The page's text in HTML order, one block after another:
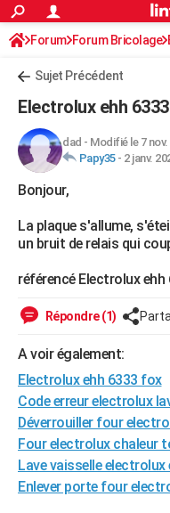
ACTUALITÉS
Politique
Société
Faits Divers
Education
Monde
Villes
+
FINANCE
Retraite
Impôts
Epargne
Immobilier
Risques naturels par ville
Banque
Assurance
Crédit
AUTO
Essais
Réserver un essai
Citadines
Berlines
SUV
Forum auto
+HIGH-TECH
Mobiles
Meilleur smartphone
Internet
Ordinateurs
Jeux vidéo
Guide high-tech
+BRICOLAGE
Forum
Aménagement intérieur
Extérieur
Cuisine
Salle de bains
Jardinage
Rangement
WEEK-END
Guides de France
Escapades
Patrimoine
Expositions
Musées
Week-end nature
LIFESTYLE
SANTE
Alimentation
Guide de la santé
Maladies
Médicaments
Sommeil
VOYAGE
Destinations
City break
Voyage nature
Voyage de noces
Forum
Climat
+PHOTO
GUIDES D'ACHAT
BONS PLANS
Forum Forum Bricolage
Sujet Précédent
Electrolux ehh
dad - Modifié le 7 nov.
Papy35- 2 janv.
Bonjour,
La plaque s'allume,
un bruit de relais qui
référencé Electrolux
Répondre (1)
A voir également:
Electrolux ehh 6333 fox
Code erreur electrolux
Déverrouiller four
Four electrolux chaleur
Lave vaisselle electrolux
Enlever porte four